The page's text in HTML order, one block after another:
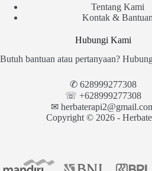
Tentang Kami
Kontak & Bantuan
Hubungi Kami
Butuh bantuan atau pertanyaan?
✆ 628999277308
☏ +628999277308
✉︎
Copyright © 2026 -